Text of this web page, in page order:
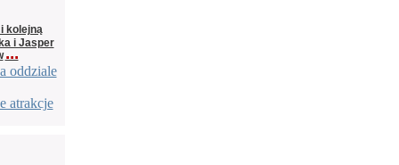
kolejną
i Jasper
...
oddziale
atrakcje